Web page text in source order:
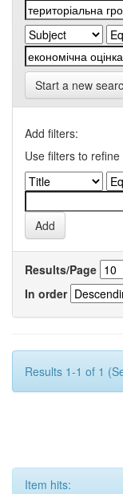
Start a new
Add filters:
Use filters to
Results/Page
In order
Results 1-1 of 1
Item hits: